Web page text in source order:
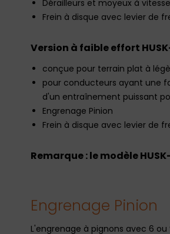
Dérailleurs et moyeux à
Frein à disque avec levier de
Version à faible effort
conçue pour terrain plat à
pour conducteurs ayant une
d'un entraînement puissant
Engrenage Pinion
Frein à disque avec levier de
Remarque : le modèle
Engrenage Pinion
L'engrenage à pignons avec 6